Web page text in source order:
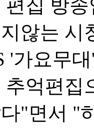
집 방
않는 시
'가요무
추억편집
"면서 "